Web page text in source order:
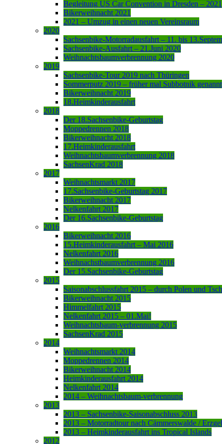
Begleitung US Car Convention in Dresden – 2021
Bikerweihnacht 2021
2021 – Umzug in einen neuen Vereinsraum
2020
Sachsenbike-Motorradausfahrt – 11. bis
Sachsenbike-Ausfahrt – 21.Juni 2020
Weihnachtsbaumverbrennung 2020
2019
Sachsenbike-Tour 2019 nach Thüringen
Sommerputz 2019 – früher mal Subbotnik genannt
Bikerweihnacht 2019
18.Heimkinderausfahrt
2018
Der 18.Sachsenbike-Geburtstag
Moppedrennen 2018
Bikerweihnacht 2018
17.Heimkinderausfahrt
Weihnachtsbaumverbrennung 2018
SachsenKrad 2018
2017
Weihnachtsmarkt 2017
17.Sachsenbike-Geburtstag 2017
Bikerweihnacht 2017
Nelkenfahrt 2017
Der 16.Sachsenbike-Geburtstag
2016
Bikerweihnacht 2016
15.Heimkinderausfahrt – Mai 2016
Nelkenfahrt 2016
Weihnachstbaumverbrennung 2016
Der 15.Sachsenbike-Geburtstag
2015
Saisonabschlussfahrt 2015 – durch Polen und
Bikerweihnacht 2015
Himmelfahrt 2015
Nelkenfahrt 2015 – 01.Mai!
Weihnachtsbaum-verbrennung 2015
SachsenKrad 2015
2014
Weihnachtsmarkt 2014
Moppedrennen 2014
Bikerweihnacht 2014
Heimkinderausfahrt 2014
Nelkenfahrt 2014
2014 – Weihnachtsbaum-verbrennung
2013
2013 – Sachsenbike-Saisonabschluss 2013
2013 – Motorradtour nach Cämmerswalde /
2013 – Heimkinderausfahrt ins Tropical Islands
2012